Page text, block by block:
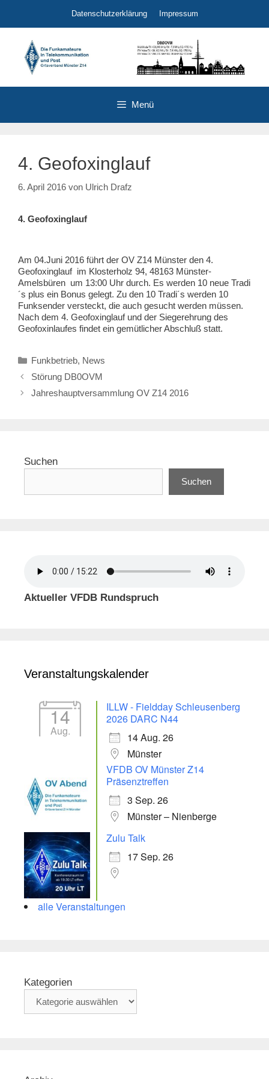
springen
Datenschutzerklärung Impressum
Menü
4. Geofoxinglauf
6. April 2016 von Ulrich Drafz
4. Geofoxinglauf
Am 04.Juni 2016 führt der OV Z14 Münster den 4.
Geofoxinglauf im Klosterholz 94, 48163 Münster-
Amelsbüren um 13:00 Uhr durch. Es werden 10 neue Tradi
´s plus ein Bonus gelegt. Zu den 10 Tradi´s werden 10
Funksender versteckt, die auch gesucht werden müssen.
Nach dem 4. Geofoxinglauf und der Siegerehrung des
Geofoxinlaufes findet ein gemütlicher Abschluß statt.
Kategorien
Funkbetrieb, News
Störung DB0OVM
Jahreshauptversammlung OV Z14 2016
Suchen
Suchen
Aktueller VFDB Rundspruch
Veranstaltungskalender
14
Aug.
ILLW - Fieldday Schleusenberg
2026 DARC N44
14 Aug. 26
Münster
VFDB OV Münster Z14
Präsenztreffen
3 Sep. 26
Münster – Nienberge
Zulu Talk
17 Sep. 26
alle Veranstaltungen
Kategorien